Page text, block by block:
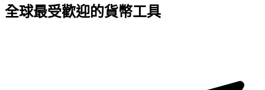
全球最受歡迎的貨幣工具